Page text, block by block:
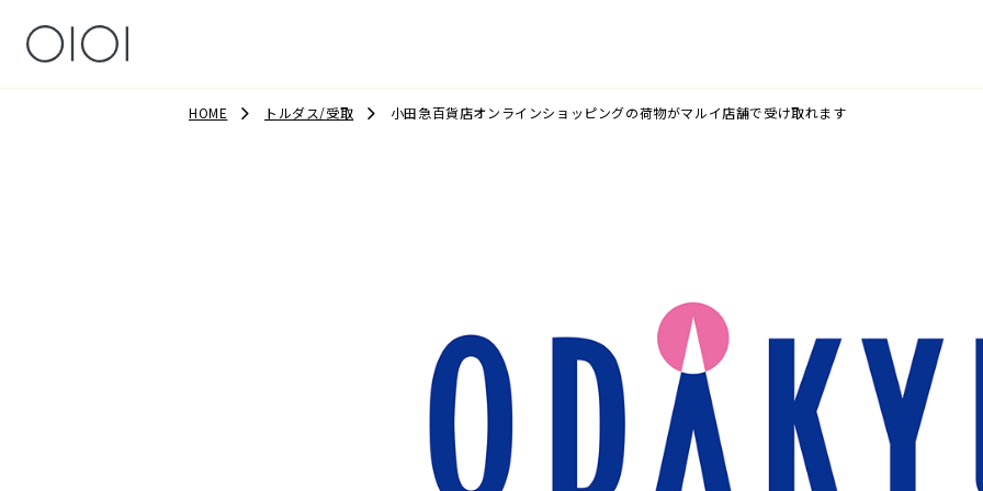
HOME トルダス/受取 小田急百貨店オンラインショッピングの荷物がマルイ店舗で受け取れます